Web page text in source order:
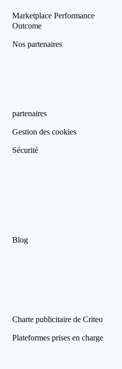
Marketplace Performance
Outcome
Nos partenaires
partenaires
Gestion des cookies
Sécurité
Blog
Charte publicitaire de Criteo
Plateformes prises en charge